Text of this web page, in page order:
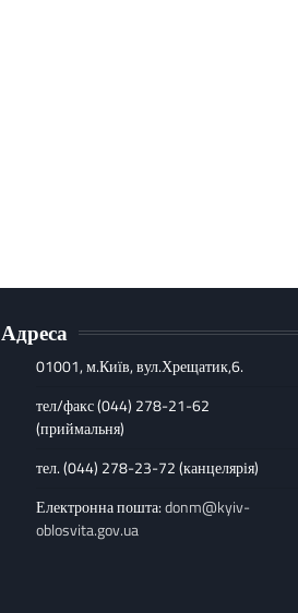
Адреса
01001, м.Київ, вул.Хрещатик,6.
тел/факс (044) 278-21-62
(приймальня)
тел. (044) 278-23-72 (канцелярія)
Електронна пошта:donm@kyiv-
oblosvita.gov.ua